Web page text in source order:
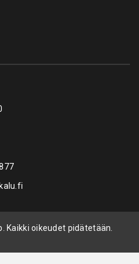
ja valuma-allas 2000 l.